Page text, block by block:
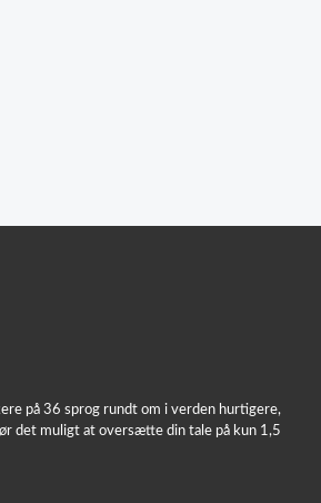
på 36 sprog rundt om i verden hurtigere,
det muligt at oversætte din tale på kun 1,5